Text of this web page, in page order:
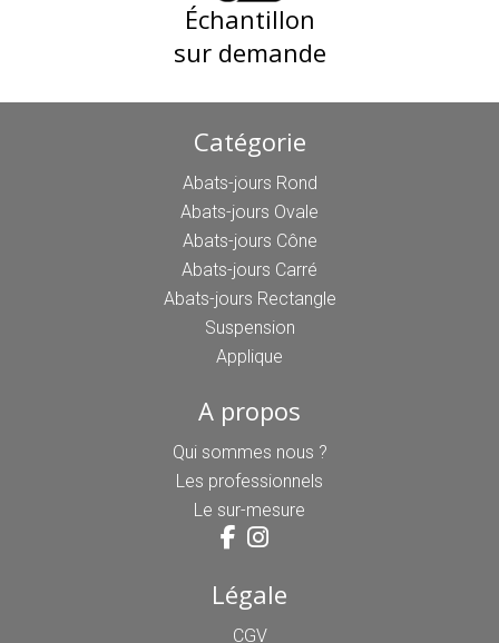
Échantillon
sur demande
Catégorie
Abats-jours Rond
Abats-jours Ovale
Abats-jours Cône
Abats-jours Carré
Abats-jours Rectangle
Suspension
Applique
A propos
Qui sommes nous ?
Les professionnels
Le sur-mesure
Légale
CGV